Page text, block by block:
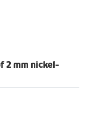
2 mm nickel-